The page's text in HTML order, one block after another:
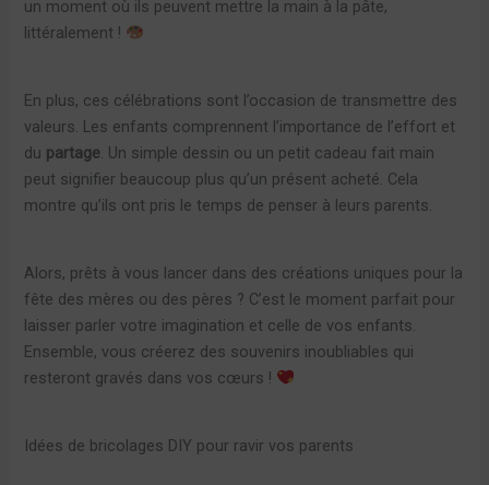
un moment où ils peuvent mettre la main à la pâte,
littéralement !
En plus, ces célébrations sont l’occasion de transmettre des
valeurs. Les enfants comprennent l’importance de l’effort et
du partage. Un simple dessin ou un petit cadeau fait main
peut signifier beaucoup plus qu’un présent acheté. Cela
montre qu’ils ont pris le temps de penser à leurs parents.
Alors, prêts à vous lancer dans des créations uniques pour la
fête des mères ou des pères ? C’est le moment parfait pour
laisser parler votre imagination et celle de vos enfants.
Ensemble, vous créerez des souvenirs inoubliables qui
resteront gravés dans vos cœurs !
Idées de bricolages DIY pour ravir vos parents